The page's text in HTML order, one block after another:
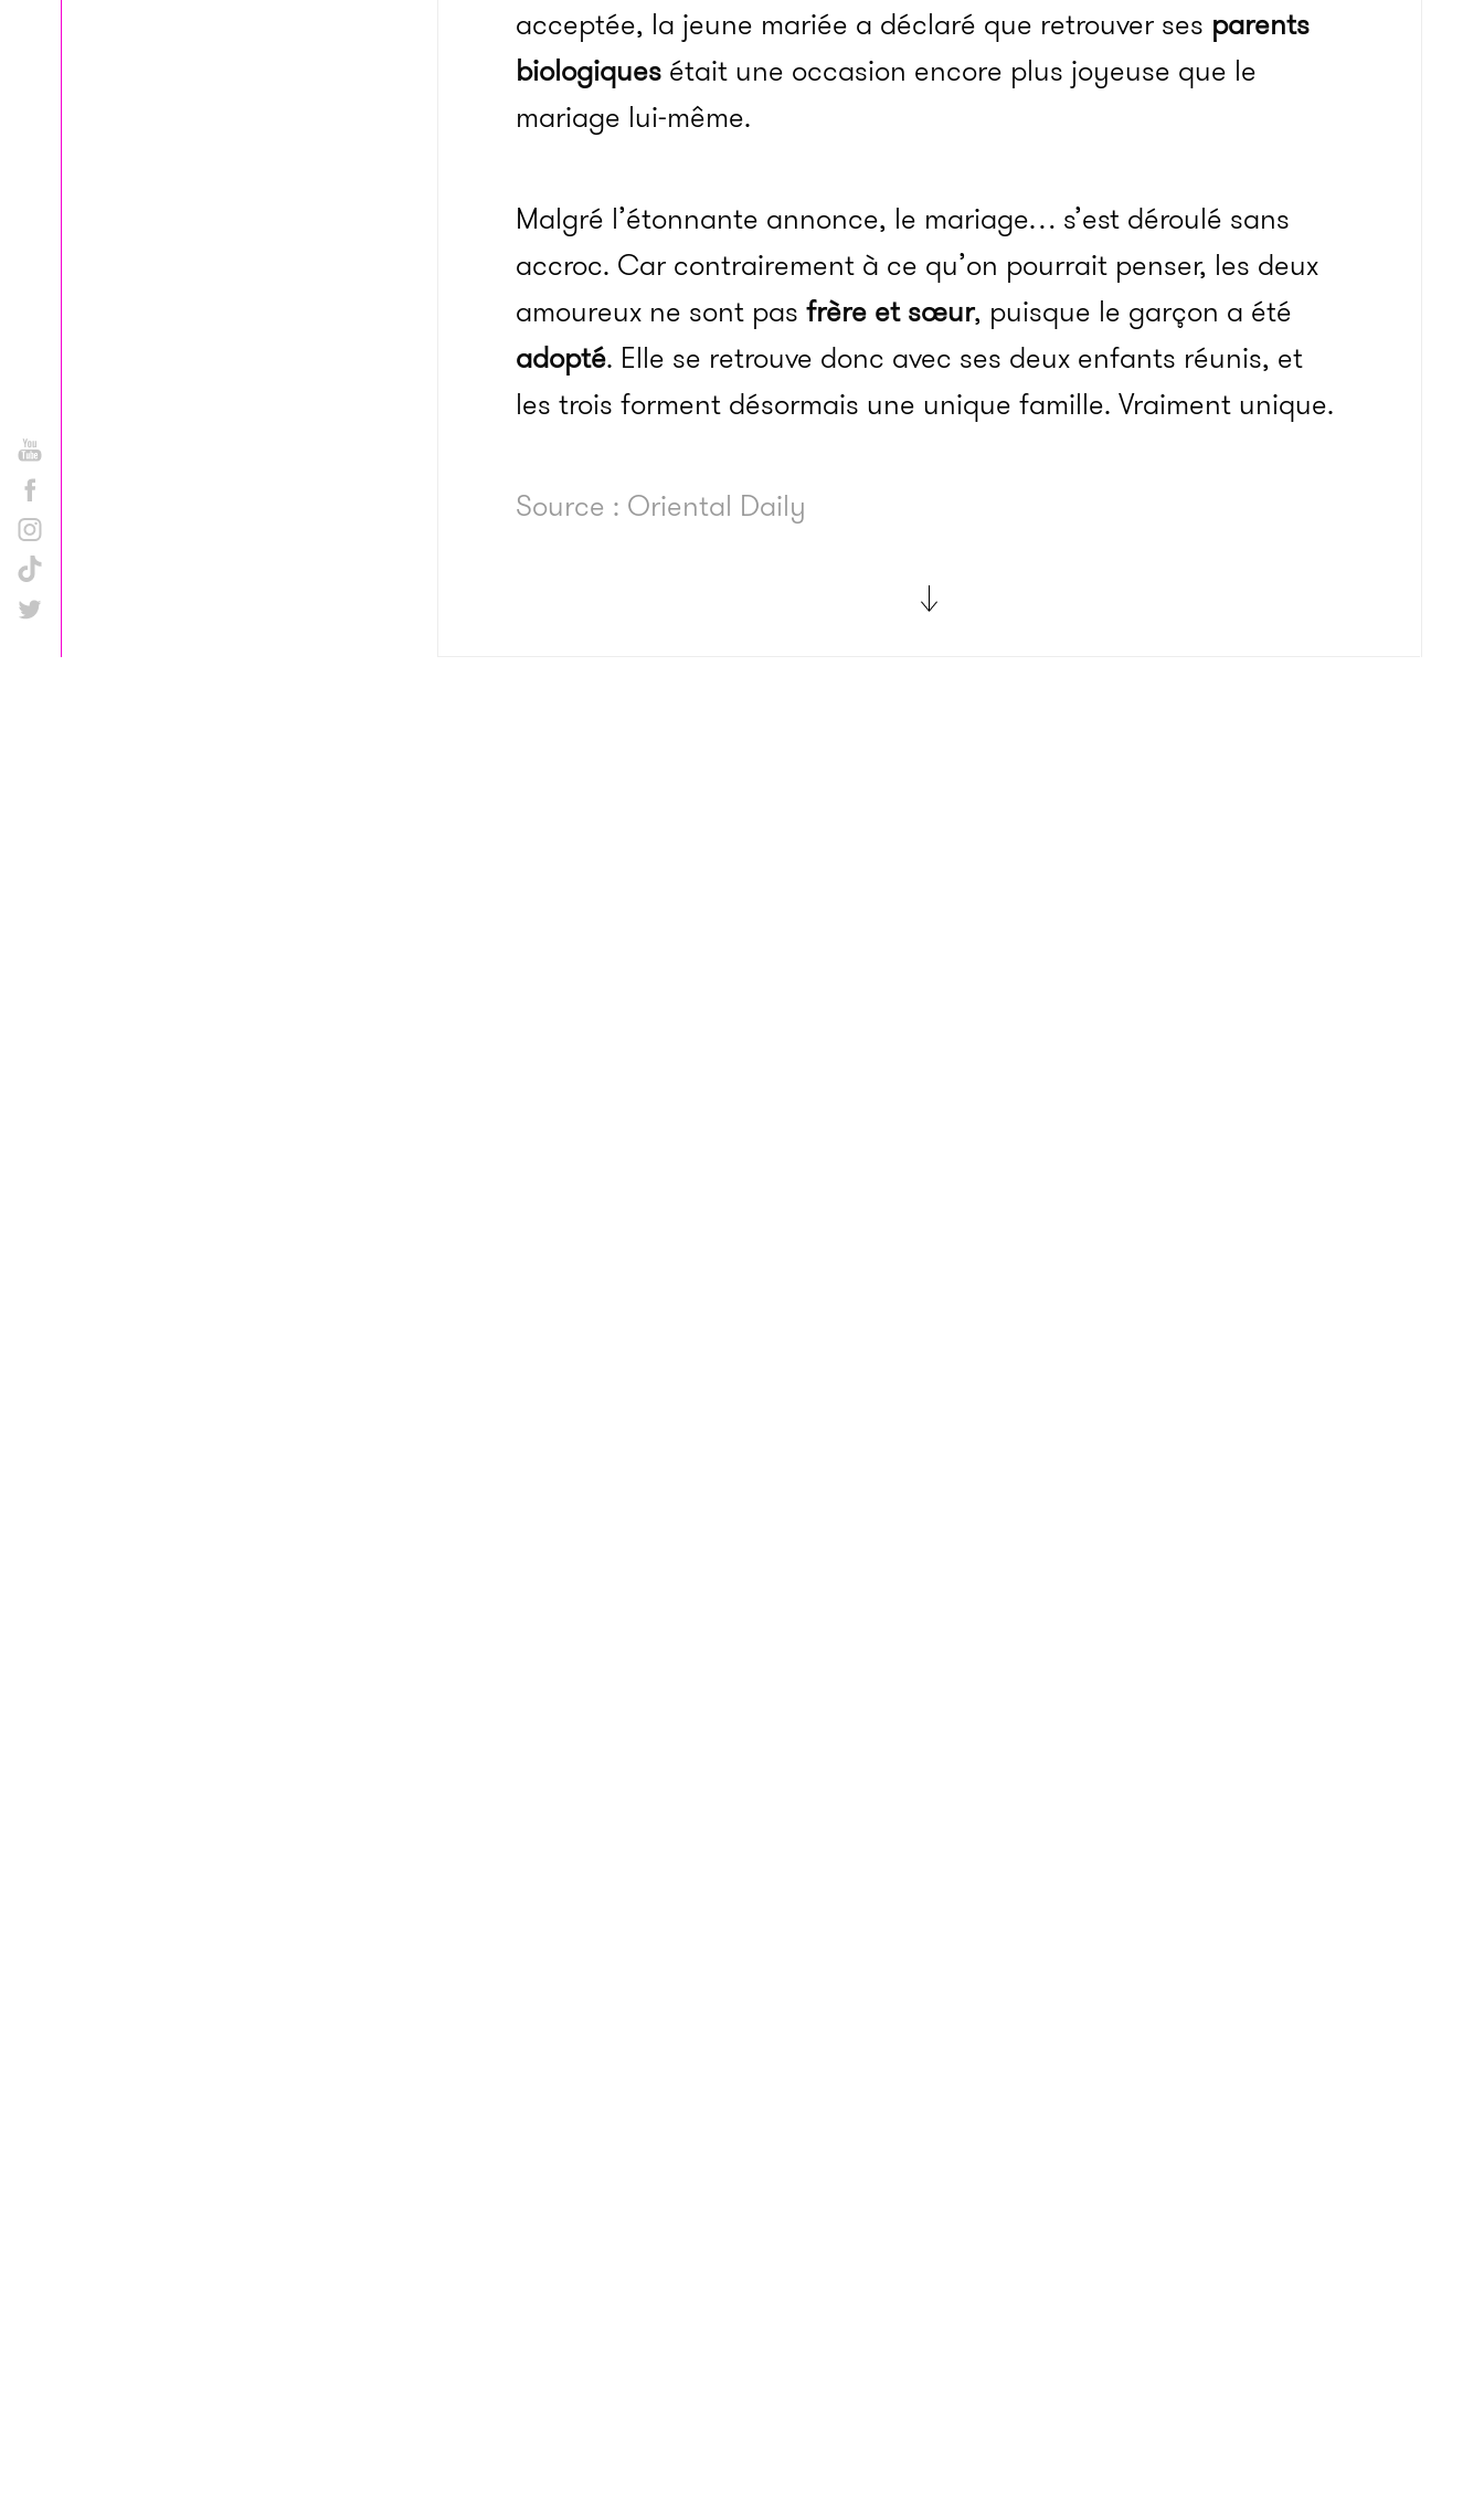
acceptée, la jeune mariée a déclaré que retrouver ses parents
biologiques était une occasion encore plus joyeuse que le
mariage lui-même.
Malgré l’étonnante annonce, le mariage… s’est déroulé sans
accroc. Car contrairement à ce qu’on pourrait penser, les deux
amoureux ne sont pas frère et sœur, puisque le garçon a été
adopté. Elle se retrouve donc avec ses deux enfants réunis, et
les trois forment désormais une unique famille. Vraiment unique.
Source : Oriental Daily